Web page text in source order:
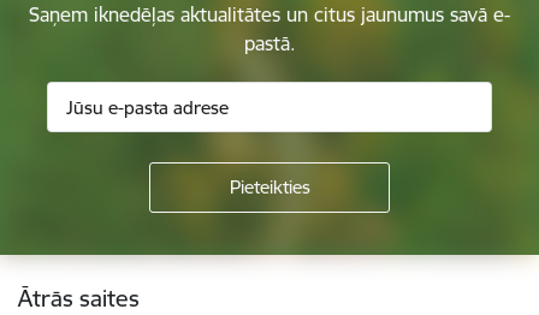
Saņem iknedēļas aktualitātes un citus jaunumus savā e-
pastā.
Kājene
Ātrās saites